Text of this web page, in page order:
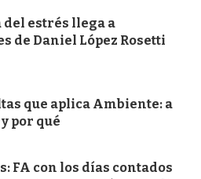
estrés llega a
de Daniel López Rosetti
que aplica Ambiente: a
por qué
FA con los días contados